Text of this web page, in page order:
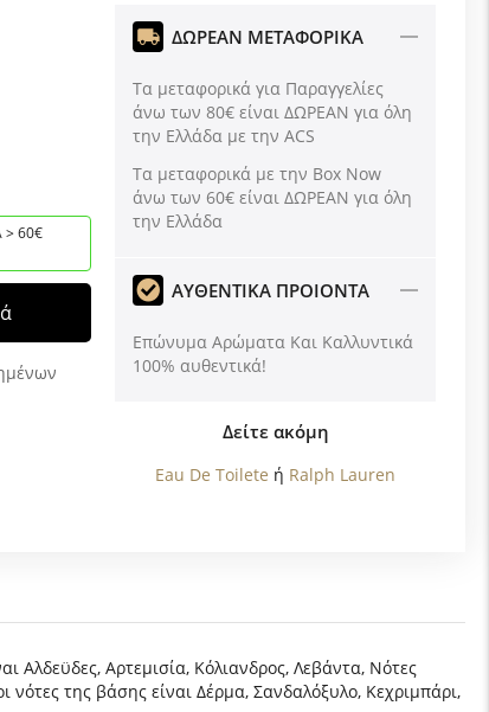
60€
ΔΩΡΕΑΝ ΜΕΤΑΦΟΡΙΚΑ
Τα μεταφορικά για Παραγγελίες
άνω των 80€ είναι ΔΩΡΕΑΝ για όλη
την Ελλάδα με την ACS
Tα μεταφορικά με την Box Now
άνω των 60€ είναι ΔΩΡΕΑΝ για όλη
την Ελλάδα
ΑΥΘΕΝΤΙΚΑ ΠΡΟΙΟΝΤΑ
Επώνυμα Αρώματα Και Καλλυντικά
100% αυθεντικά!
Δείτε ακόμη
Eau De Toilete ή Ralph Lauren
Αλδεϋδες, Αρτεμισία, Κόλιανδρος, Λεβάντα, Νότες
νότες της βάσης είναι Δέρμα, Σανδαλόξυλο, Κεχριμπάρι,